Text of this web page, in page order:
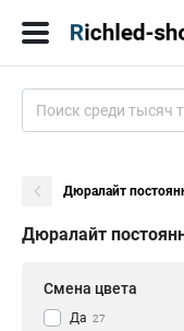
Дюралайт
Дюралайт
Смена цвета
Да 27